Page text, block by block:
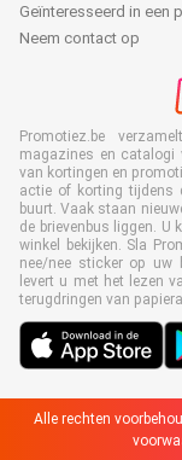
Geïnteresseerd in een
Neem contact op
Promotiez.be
magazines en catalogi
van kortingen en
actie of korting tijdens
buurt. Vaak staan
de brievenbus liggen.
winkel bekijken. Sla
nee/nee sticker op uw
levert u met het lezen
terugdringen van
Alle rechten